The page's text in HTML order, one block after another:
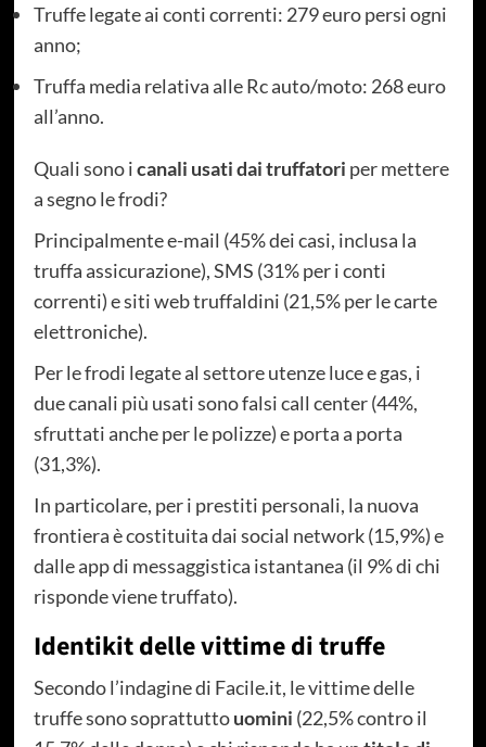
Truffe legate ai conti correnti: 279 euro persi ogni
anno;
Truffa media relativa alle Rc auto/moto: 268 euro
all’anno.
Quali sono icanali usati dai truffatori per mettere
a segno le frodi?
Principalmente e-mail (45% dei casi, inclusa la
truffa assicurazione), SMS (31% per i conti
correnti) e siti web truffaldini (21,5% per le carte
elettroniche).
Per le frodi legate al settore utenze luce e gas, i
due canali più usati sono falsi call center (44%,
sfruttati anche per le polizze) e porta a porta
(31,3%).
In particolare, per i prestiti personali, la nuova
frontiera è costituita dai social network (15,9%) e
dalle app di messaggistica istantanea (il 9% di chi
risponde viene truffato).
Identikit delle vittime di truffe
Secondo l’indagine di Facile.it, le vittime delle
truffe sono soprattuttouomini (22,5% contro il